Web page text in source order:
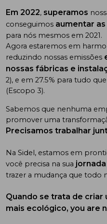
Em 2022, superamos
conseguimos aumentar
para nós mesmos em 2021.
Agora estaremos em
reduzindo nossas emissões
nossas fábricas e
2), e em 27.5% para tudo
(Escopo 3).
Sabemos que nenhuma
promover uma
Precisamos trabalhar
Na Sidel, estamos em
você precisa na sua
trazer a mudança que todo
Quando se trata de criar
mais ecológico, you are